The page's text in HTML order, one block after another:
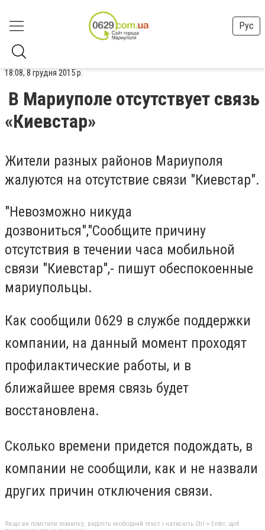
Рус
18:08, 8 грудня 2015 р.
В Мариуполе отсутствует связь
«Киевстар»
Жители разных районов Мариуполя
жалуются на отсутствие связи "Киевстар".
"Невозможно никуда
дозвониться","Сообщите причину
отсутствия в течении часа мобильной
связи "Киевстар",- пишут обеспокоенные
мариупольцы.
Как сообщили 0629 в службе поддержки
компании, на данный момент проходят
профилактические работы, и в
ближайшее время связь будет
восстановлена.
Сколько времени придется подождать, в
компании не сообщили, как и не назвали
других причин отключения связи.
Якщо ви помітили помилку, виділіть необхідний текст і натисніть Ctrl + Enter, щоб